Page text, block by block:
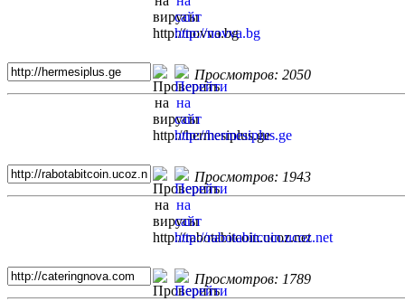
Просмотров: 2050
Просмотров: 1943
Просмотров: 1789